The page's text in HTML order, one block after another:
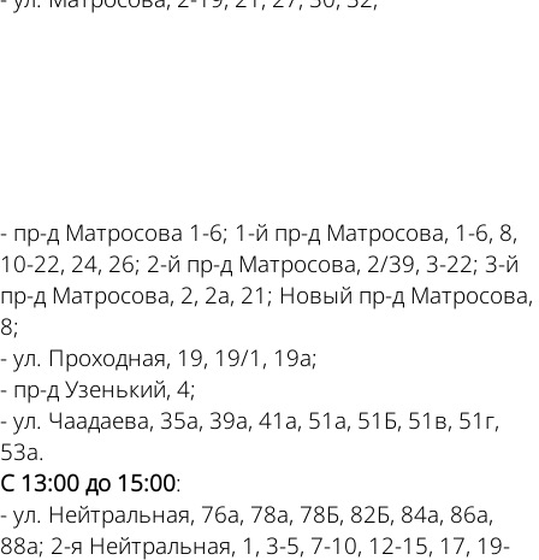
- пр-д Матросова 1-6; 1-й пр-д Матросова, 1-6, 8,
10-22, 24, 26; 2-й пр-д Матросова, 2/39, 3-22; 3-й
пр-д Матросова, 2, 2а, 21; Новый пр-д Матросова,
8;
- ул. Проходная, 19, 19/1, 19а;
- пр-д Узенький, 4;
- ул. Чаадаева, 35а, 39а, 41а, 51а, 51Б, 51в, 51г,
53а.
С 13:00 до 15:00:
- ул. Нейтральная, 76а, 78а, 78Б, 82Б, 84а, 86а,
88а; 2-я Нейтральная, 1, 3-5, 7-10, 12-15, 17, 19-